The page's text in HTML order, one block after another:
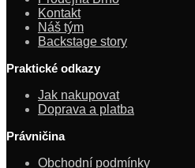
Kontakt
Náš tým
Backstage story
Praktické odkazy
Jak nakupovat
Doprava a platba
Právničina
Obchodní podmínky